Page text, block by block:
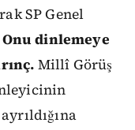
SP Genel
Onu dinlemeye
Millî Görüş